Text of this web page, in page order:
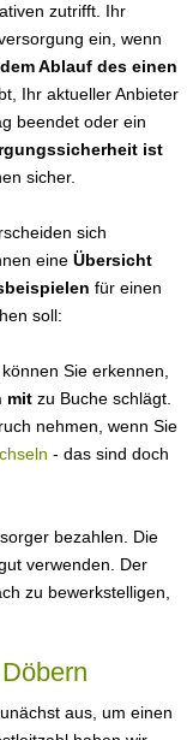
zutrifft. Ihr
ein, wenn
Ablauf des einen
Ihr aktueller Anbieter
beendet oder ein
ist
sicher.
sich
eine Übersicht
für einen
soll:
Sie erkennen,
mit zu Buche schlägt.
nehmen, wenn Sie
- das sind doch
bezahlen. Die
verwenden. Der
zu bewerkstelligen,
aus, um einen